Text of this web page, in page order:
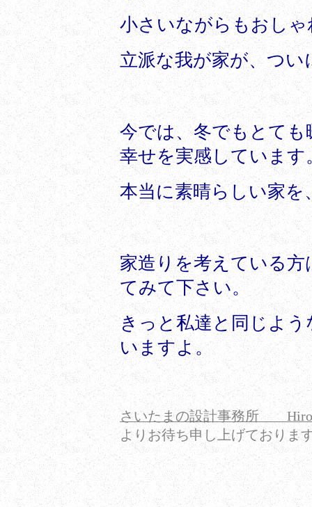
小さいながらもおし
立派な我が家が、つ
今では、冬でもとて
幸せを実感しています
本当に素晴らしい家
家造りを考えている
てみて下さい。
きっと私達と同じよ
いますよ。
さいたまの設計事務所
よりお待ち申し上げておりま